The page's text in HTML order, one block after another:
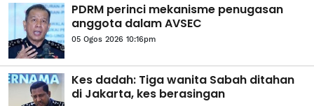
PDRM perinci mekanisme penugasan
anggota dalam AVSEC
05 Ogos 2026 10:16pm
Kes dadah: Tiga wanita Sabah ditahan
di Jakarta, kes berasingan